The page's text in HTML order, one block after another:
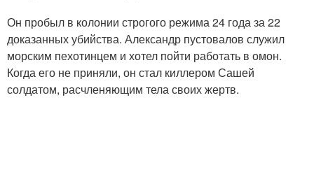
Он пробыл в колонии строгого режима 24 года за 22
доказанных убийства. Александр пустовалов служил
морским пехотинцем и хотел пойти работать в омон.
Когда его не приняли, он стал киллером Сашей
солдатом, расчленяющим тела своих жертв.